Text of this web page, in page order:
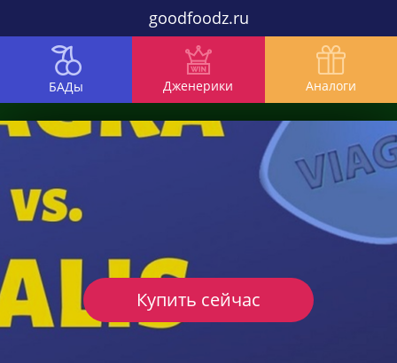
goodfoodz.ru
БАДы Дженерики Аналоги
Купить сейчас